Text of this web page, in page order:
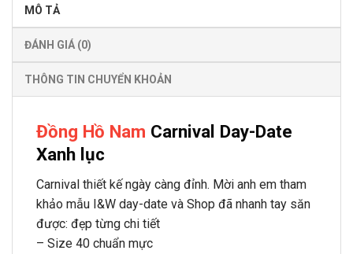
MÔ TẢ
ĐÁNH GIÁ (0)
THÔNG TIN CHUYỂN KHOẢN
Đồng Hồ Nam Carnival Day-Date
Xanh lục
Carnival thiết kế ngày càng đỉnh. Mời anh em tham
khảo mẫu I&W day-date và Shop đã nhanh tay săn
được: đẹp từng chi tiết
– Size 40 chuẩn mực